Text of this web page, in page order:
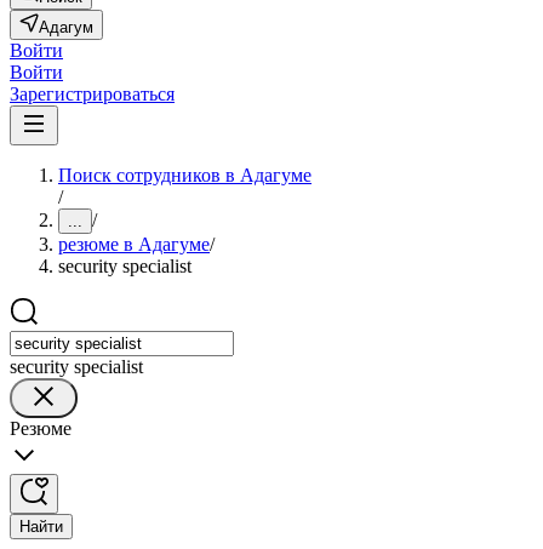
Адагум
Войти
Войти
Зарегистрироваться
Поиск сотрудников в Адагуме
/
... /
резюме в Адагуме/
security specialist
security specialist
Резюме
Найти